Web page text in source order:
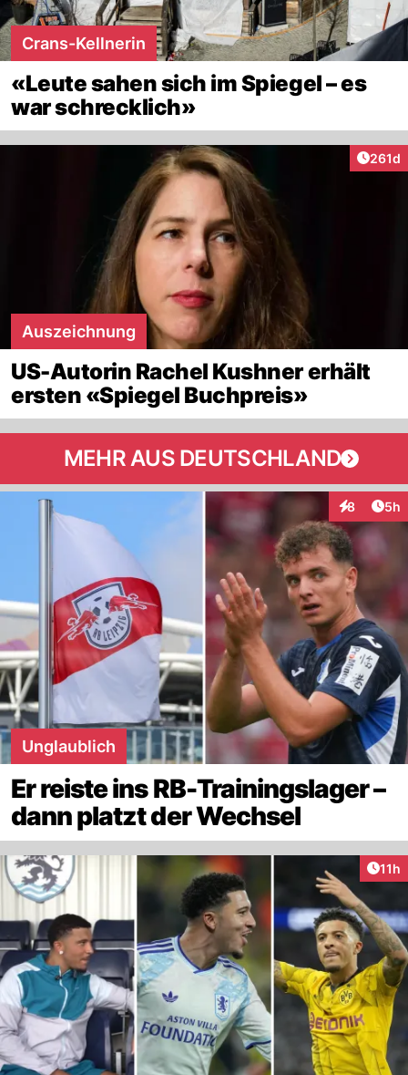
Crans-Kellnerin
«Leute sahen sich im Spiegel – es
war schrecklich»
261d
Auszeichnung
US-Autorin Rachel Kushner erhält
ersten «Spiegel Buchpreis»
MEHR AUS DEUTSCHLAND
8 5h
Unglaublich
Er reiste ins RB-Trainingslager –
dann platzt der Wechsel
11h